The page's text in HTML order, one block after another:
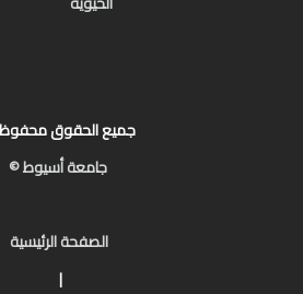
جميع الحقوق
جامعة أسيوط ©
الصفحة الرئيسية
|